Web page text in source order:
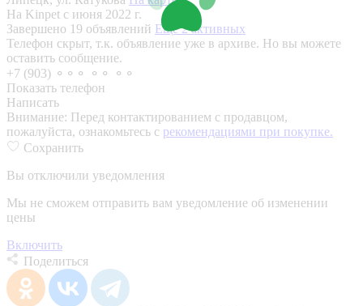
На Kinpet c июня 2022 г.
Завершено 19 объявлений Еще 2 активных
Телефон скрыт, т.к. объявление уже в архиве. Но вы можете
оставить сообщение.
+7 (903) ⚬⚬⚬ ⚬⚬ ⚬⚬
Показать телефон
Написать
Внимание: Перед контактированием с продавцом,
пожалуйста, ознакомьтесь с рекомендациями при покупке.
Сохранить
Вы отключили уведомления
Мы не сможем отправить вам уведомление об изменении
цены
Включить
Поделиться